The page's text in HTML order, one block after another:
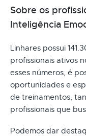
Sobre os
Inteligência
Linhares possui
profissionais ativos
esses números, é
oportunidades e
de treinamentos,
profissionais que
Podemos dar